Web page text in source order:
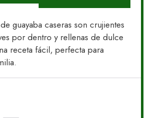
guayaba caseras son crujientes
por dentro y rellenas de dulce
receta fácil, perfecta para